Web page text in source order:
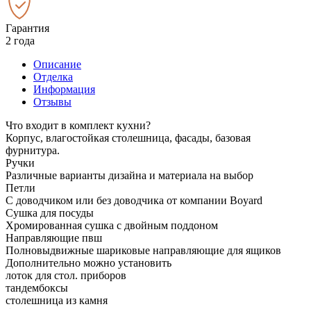
Гарантия
2 года
Описание
Отделка
Информация
Отзывы
Что входит в комплект кухни?
Корпус, влагостойкая столешница, фасады, базовая
фурнитура.
Ручки
Различные варианты дизайна и материала на выбор
Петли
С доводчиком или без доводчика от компании Boyard
Сушка для посуды
Хромированная сушка с двойным поддоном
Направляющие пвш
Полновыдвижные шариковые направляющие для ящиков
Дополнительно можно установить
лоток для стол. приборов
тандембоксы
столешница из камня